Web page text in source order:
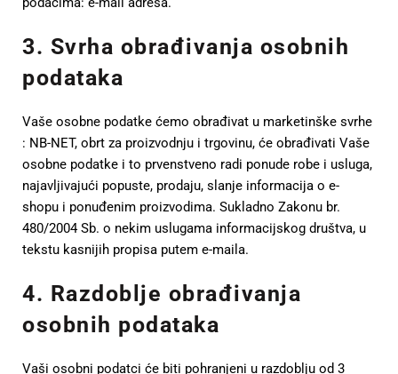
3. Svrha obrađivanja osobnih
podataka
Vaše osobne podatke ćemo obrađivat u marketinške svrhe
: NB-NET, obrt za proizvodnju i trgovinu, će obrađivati Vaše
osobne podatke i to prvenstveno radi ponude robe i usluga,
najavljivajući popuste, prodaju, slanje informacija o e-
shopu i ponuđenim proizvodima. Sukladno Zakonu br.
480/2004 Sb. o nekim uslugama informacijskog društva, u
tekstu kasnijih propisa putem e-maila.
4. Razdoblje obrađivanja
osobnih podataka
Vaši osobni podatci će biti pohranjeni u razdoblju od 3